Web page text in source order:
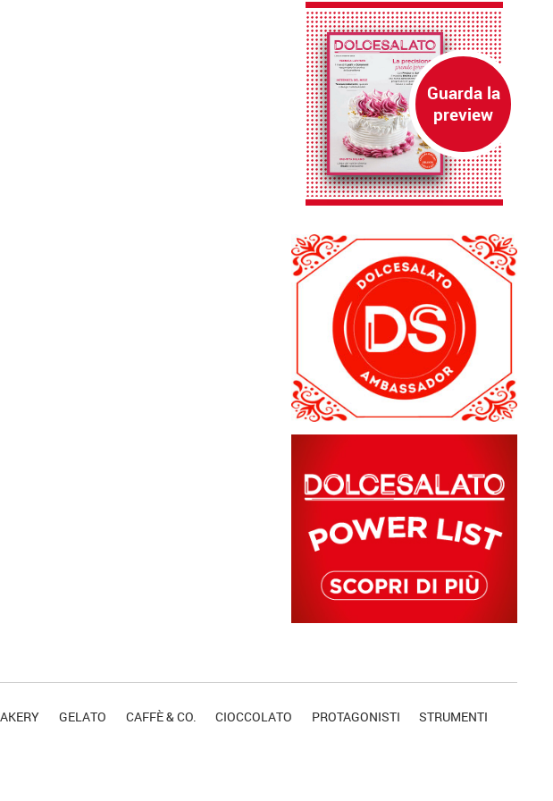
GELATO CAFFÈ & CO. CIOCCOLATO PROTAGONISTI STRUMENTI